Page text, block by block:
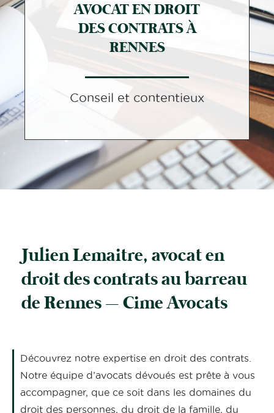
AVOCAT EN DROIT
DES CONTRATS À
RENNES
Conseil et contentieux
Julien Lemaitre, avocat en
droit des contrats au barreau
de Rennes – Cime Avocats
Découvrez notre expertise en droit des contrats.
Notre équipe d’avocats dévoués est prête à vous
accompagner, que ce soit dans les domaines du
droit des personnes, du droit de la famille, du